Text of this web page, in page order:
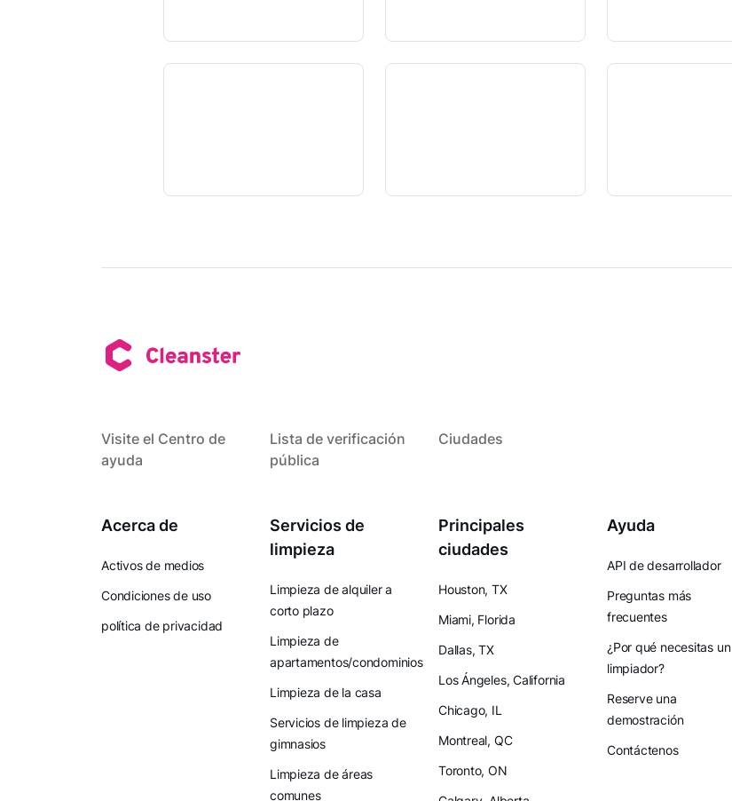
Visite el Centro de
ayuda
Lista de verificación
pública
Ciudades
Acerca de
Activos de medios
Condiciones de uso
política de privacidad
Servicios de
limpieza
Limpieza de alquiler a
corto plazo
Limpieza de
apartamentos/condominios
Limpieza de la casa
Servicios de limpieza de
gimnasios
Limpieza de áreas
comunes
Principales
ciudades
Houston, TX
Miami, Florida
Dallas, TX
Los Ángeles, California
Chicago, IL
Montreal, QC
Toronto, ON
Ayuda
API de desarrollador
Preguntas más
frecuentes
¿Por qué necesitas un
limpiador?
Reserve una
demostración
Contáctenos